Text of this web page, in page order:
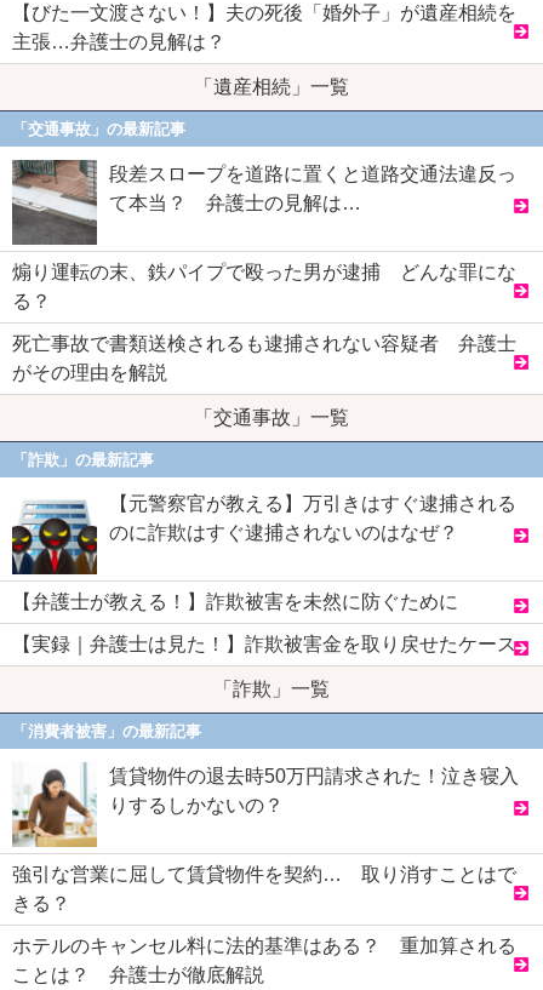
【びた一文渡さない！】夫の死後「婚外子」が遺産相続を
主張…弁護士の見解は？
「遺産相続」一覧
「交通事故」の最新記事
段差スロープを道路に置くと道路交通法違反っ
て本当？ 弁護士の見解は…
煽り運転の末、鉄パイプで殴った男が逮捕 どんな罪にな
る？
死亡事故で書類送検されるも逮捕されない容疑者 弁護士
がその理由を解説
「交通事故」一覧
「詐欺」の最新記事
【元警察官が教える】万引きはすぐ逮捕される
のに詐欺はすぐ逮捕されないのはなぜ？
【弁護士が教える！】詐欺被害を未然に防ぐために
【実録｜弁護士は見た！】詐欺被害金を取り戻せたケース
「詐欺」一覧
「消費者被害」の最新記事
賃貸物件の退去時50万円請求された！泣き寝入
りするしかないの？
強引な営業に屈して賃貸物件を契約… 取り消すことはで
きる？
ホテルのキャンセル料に法的基準はある？ 重加算される
ことは？ 弁護士が徹底解説